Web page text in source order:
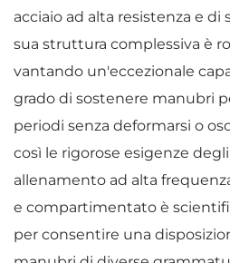
acciaio ad alta resistenza e di
sua struttura complessiva è
vantando un'eccezionale
grado di sostenere manubri
periodi senza deformarsi o
così le rigorose esigenze
allenamento ad alta
e compartimentato è
per consentire una